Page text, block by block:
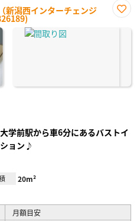
新潟西インターチェンジ
に入
学前駅から車6分にあるバストイ
ョン♪
20m²
月額目安